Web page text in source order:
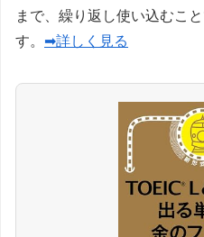
まで、繰り返し使い込むこ
す。 ➡詳しく見る